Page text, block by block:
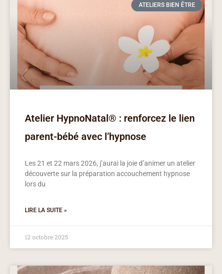
ATELIERS BIEN ÊTRE
Atelier HypnoNatal® : renforcez le lien
parent-bébé avec l’hypnose
Les 21 et 22 mars 2026, j’aurai la joie d’animer un atelier
découverte sur la préparation accouchement hypnose
lors du
LIRE LA SUITE »
12 octobre 2025